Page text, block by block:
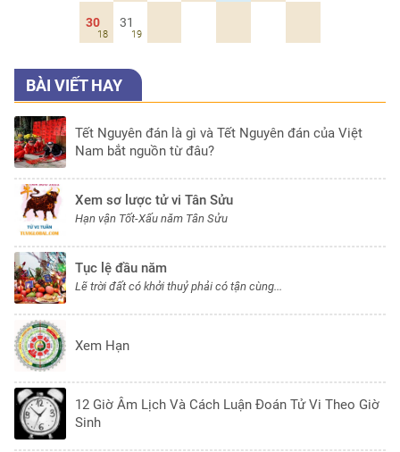
30
18
31
19
BÀI VIẾT HAY
Tết Nguyên đán là gì và Tết Nguyên đán của Việt
Nam bắt nguồn từ đâu?
Xem sơ lược tử vi Tân Sửu
Hạn vận Tốt-Xấu năm Tân Sửu
Tục lệ đầu năm
Lẽ trời đất có khởi thuỷ phải có tận cùng...
Xem Hạn
12 Giờ Âm Lịch Và Cách Luận Đoán Tử Vi Theo Giờ
Sinh